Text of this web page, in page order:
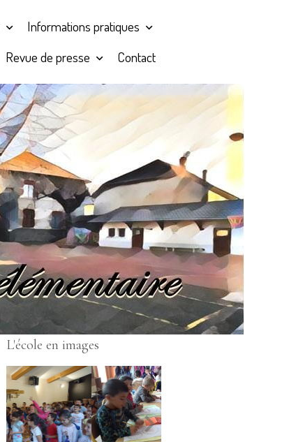
Informations pratiques
Revue de presse Contact
L'école en images